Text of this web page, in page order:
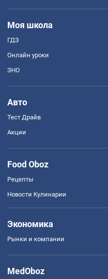
Моя школа
ГДЗ
Онлайн уроки
ЗНО
Авто
Тест Драйв
Акции
Food Oboz
Рецепты
Новости Кулинарии
Экономика
Рынки и компании
MedOboz